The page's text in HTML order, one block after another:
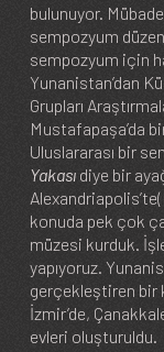
bulunuyor.
sempozyum
sempozyum için
Yunanistan’dan
Grupları
Mustafapaşa’da
Uluslararası bir
Yakası diye bir
konuda pek çok
müzesi kurduk.
yapıyoruz.
gerçekleştiren bir
İzmir’de,
evleri oluşturuldu.